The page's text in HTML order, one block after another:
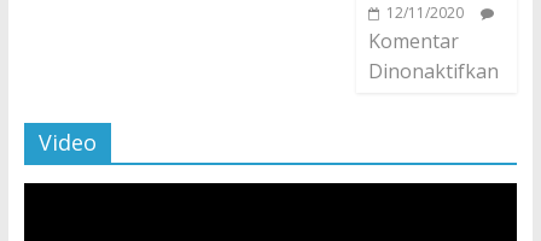
12/11/2020
Komentar
Dinonaktifkan
Video